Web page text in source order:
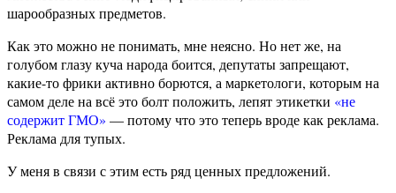
шарообразных предметов.
Как это можно не понимать, мне неясно. Но нет же, на
голубом глазу куча народа боится, депутаты запрещают,
какие-то фрики активно борются, а маркетологи, которым на
самом деле на всё это болт положить, лепят этикетки «не
содержит ГМО» — потому что это теперь вроде как реклама.
Реклама для тупых.
У меня в связи с этим есть ряд ценных предложений.